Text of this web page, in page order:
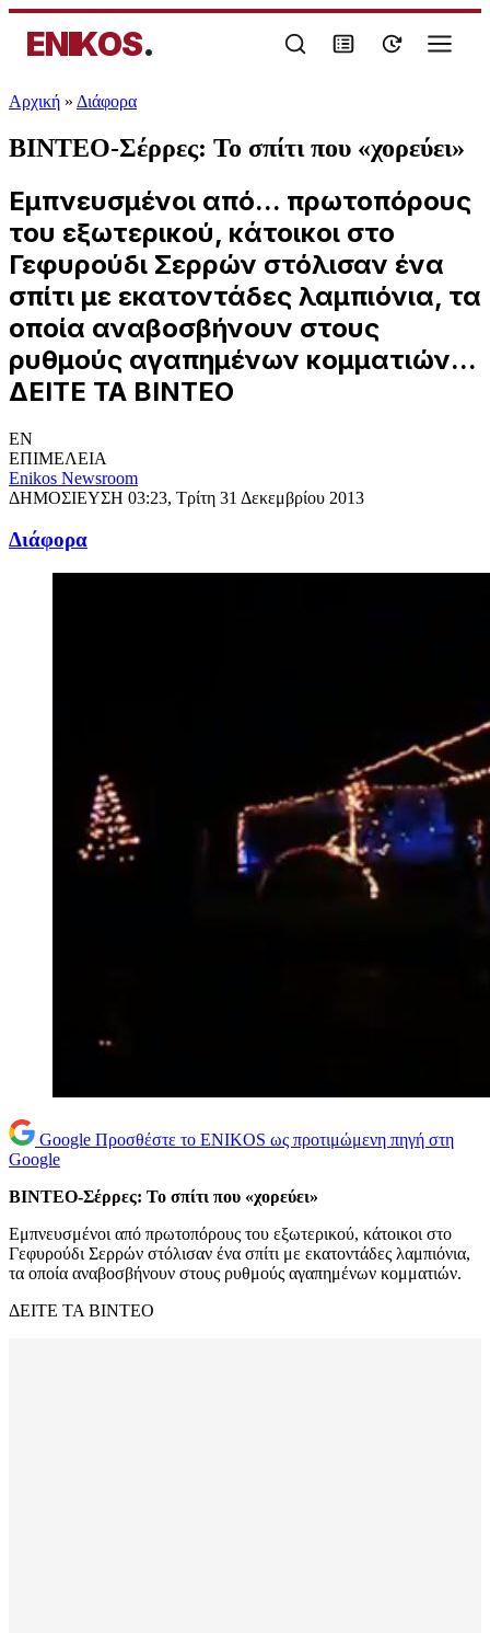
ENIKOS.
Αρχική » Διάφορα
ΒΙΝΤΕΟ-Σέρρες: Το σπίτι που «χορεύει»
Εμπνευσμένοι από... πρωτοπόρους
του εξωτερικού, κάτοικοι στο
Γεφυρούδι Σερρών στόλισαν ένα
σπίτι με εκατοντάδες λαμπιόνια, τα
οποία αναβοσβήνουν στους
ρυθμούς αγαπημένων κομματιών...
ΔΕΙΤΕ ΤΑ ΒΙΝΤΕΟ
EN
ΕΠΙΜΕΛΕΙΑ
Enikos Newsroom
ΔΗΜΟΣΙΕΥΣΗ 03:23, Τρίτη 31 Δεκεμβρίου 2013
Διάφορα
Google Προσθέστε το ENIKOS ως προτιμώμενη πηγή στη
Google
ΒΙΝΤΕΟ-Σέρρες: Το σπίτι που «χορεύει»
Εμπνευσμένοι από πρωτοπόρους του εξωτερικού, κάτοικοι στο
Γεφυρούδι Σερρών στόλισαν ένα σπίτι με εκατοντάδες λαμπιόνια,
τα οποία αναβοσβήνουν στους ρυθμούς αγαπημένων κομματιών.
ΔΕΙΤΕ ΤΑ ΒΙΝΤΕΟ